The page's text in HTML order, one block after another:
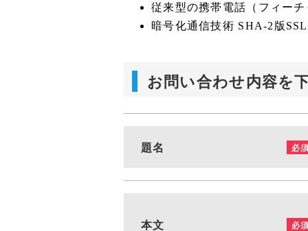
従来型の携帯電話（フィー
暗号化通信技術 SHA-2版
お問い合わせ内容を
題名 必
本文 必